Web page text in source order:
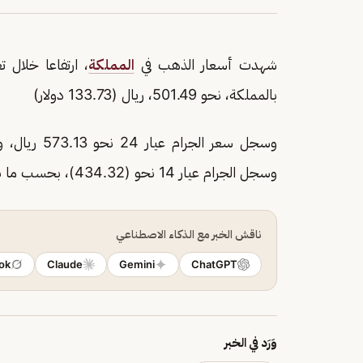
شهدت أسعار الذهب في المملكة
بالمملكة، نحو 501.49، ريال (133.73 دولار)
وسجل الجرام عيار 14 نحو (434.32)، بحسب ما نشرت منصة "سعودي جولد".
ناقش الخبر مع الذكاء الاصطناعي
ChatGPT
Gemini
Claude
وَرَد في الخبر